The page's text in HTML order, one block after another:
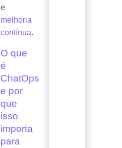
e
melhoria
contínua.
O que
é
ChatOps
e por
que
isso
importa
para